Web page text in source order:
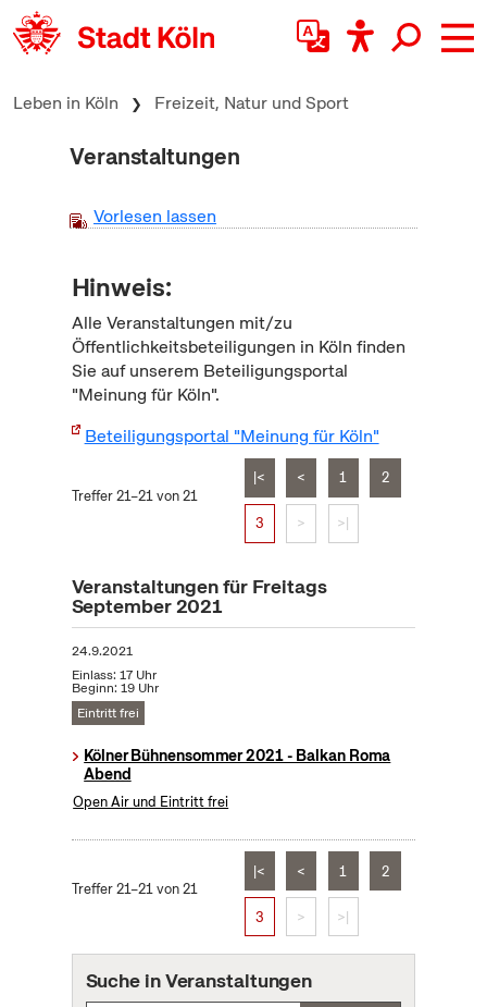
zum Inhalt springen
Leben in Köln Freizeit, Natur und Sport
Veranstaltungen
Vorlesen lassen
Hinweis:
Alle Veranstaltungen mit/zu
Öffentlichkeitsbeteiligungen in Köln finden
Sie auf unserem Beteiligungsportal
"Meinung für Köln".
Beteiligungsportal "Meinung für Köln"
Treffer 21–21 von 21
|< < 1 2
3 > >|
Veranstaltungen für Freitags
September 2021
24.9.2021
Einlass: 17 Uhr
Beginn: 19 Uhr
Eintritt frei
Kölner Bühnensommer 2021 - Balkan Roma
Abend
Open Air und Eintritt frei
Treffer 21–21 von 21
|< < 1 2
3 > >|
Suche in Veranstaltungen